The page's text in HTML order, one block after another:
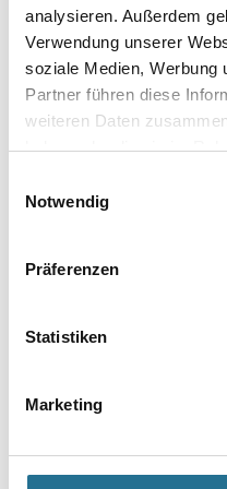
analysieren. Außerdem
Verwendung unserer
soziale Medien, Werbung
Partner führen diese
weiteren Daten
haben oder die sie im
Notwendig
Präferenzen
Statistiken
Marketing
Umrechnungsfaktoren
PRODUKTEIGENSCHAFTEN
GEFAHRENHINWEISE